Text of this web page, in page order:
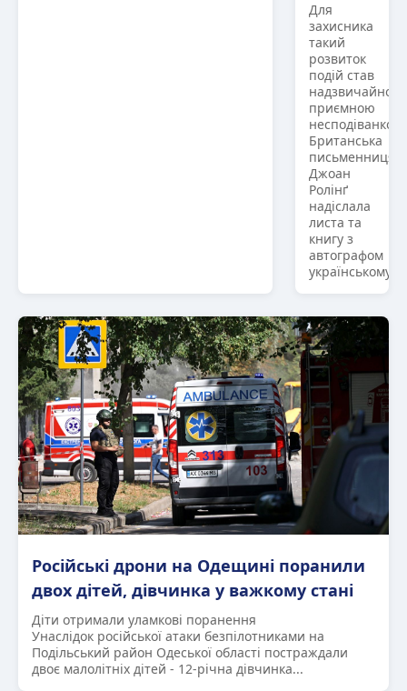
Для
захисника
такий
розвиток
подій став
надзвичайно
приємною
несподіванкою
Британська
письменниця
Джоан
Ролінґ
надіслала
листа та
книгу з
автографом
українському...
Російські дрони на Одещині поранили
двох дітей, дівчинка у важкому стані
Діти отримали уламкові поранення
Унаслідок російської атаки безпілотниками на
Подільський район Одеської області постраждали
двоє малолітніх дітей - 12-річна дівчинка...